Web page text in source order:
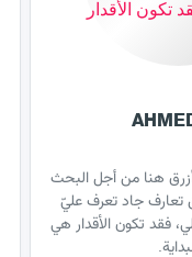
هنا من أجل البحث
جاد تعرف عليّ
فقد تكون الأقدار هي